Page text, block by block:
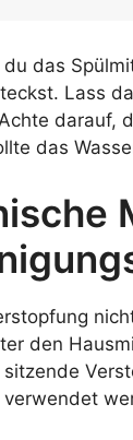
du das
Lass
darauf,
das
den